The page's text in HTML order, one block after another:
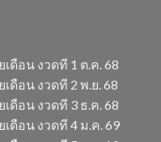
ดือน งวดที 1 ต.ค. 68
ดือน งวดที 2 พ.ย. 68
ดือน งวดที 3 ธ.ค. 68
ดือน งวดที 4 ม.ค. 69